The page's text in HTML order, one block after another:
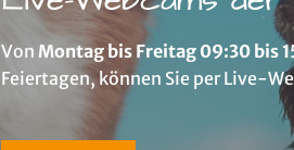
Von Montag bis Freitag 09:30 bis
Feiertagen, können Sie per Live-